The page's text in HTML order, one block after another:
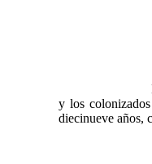
y los
diecinueve años,